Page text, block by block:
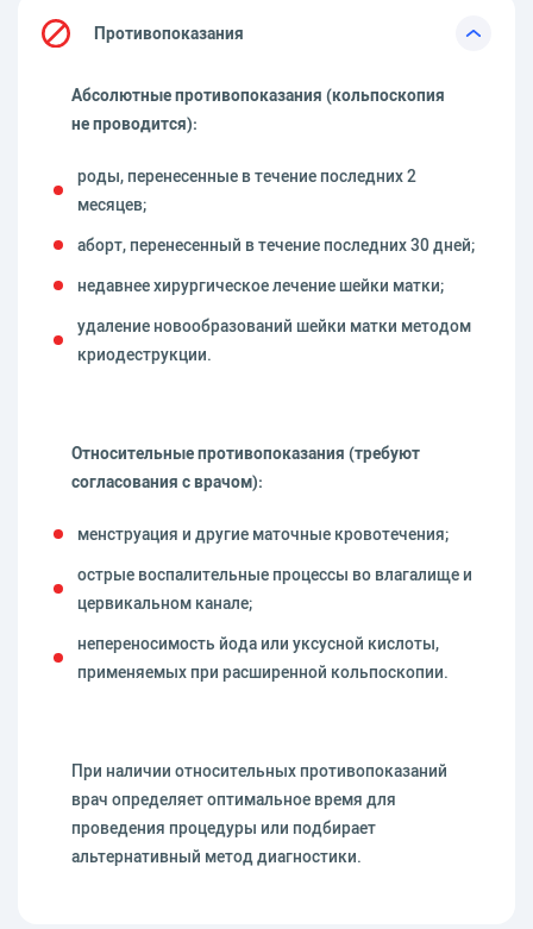
Противопоказания
Абсолютные противопоказания (кольпоскопия
не проводится):
роды, перенесенные в течение последних 2
месяцев;
аборт, перенесенный в течение последних 30 дней;
недавнее хирургическое лечение шейки матки;
удаление новообразований шейки матки методом
криодеструкции.
Относительные противопоказания (требуют
согласования с врачом):
менструация и другие маточные кровотечения;
острые воспалительные процессы во влагалище и
цервикальном канале;
непереносимость йода или уксусной кислоты,
применяемых при расширенной кольпоскопии.
При наличии относительных противопоказаний
врач определяет оптимальное время для
проведения процедуры или подбирает
альтернативный метод диагностики.